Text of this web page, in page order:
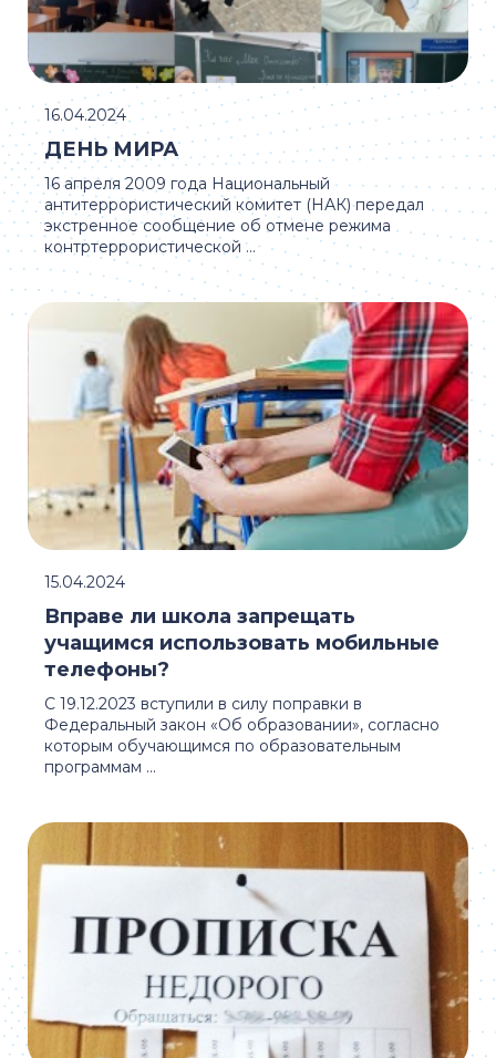
16 апреля 2009 года Национальный
антитеррористический комитет (НАК) передал
экстренное сообщение об отмене режима
контртеррористической ...
ДЕНЬ МИРА
16.04.2024
С 19.12.2023 вступили в силу поправки в
Федеральный закон «Об образовании», согласно
которым обучающимся по образовательным
программам ...
Вправе ли школа запрещать
учащимся использовать мобильные
телефоны?
15.04.2024